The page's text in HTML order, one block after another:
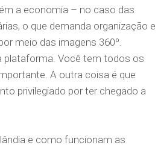
a economia – no caso das
o que demanda organização e
meio das imagens 360º.
plataforma. Você tem todos os
A outra coisa é que
privilegiado por ter chegado a
e como funcionam as